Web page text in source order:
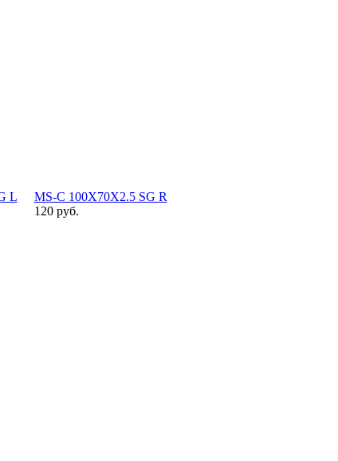
L
MS-C 100X70X2.5 SG R
120 руб.